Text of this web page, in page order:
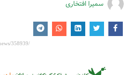
سمیرا افتخاری